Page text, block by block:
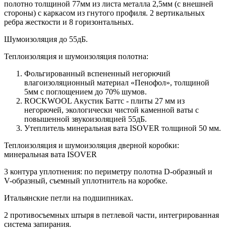
полотно толщиной 77мм из листа металла 2,5мм (с внешней
стороны) c каркасом из гнутого профиля. 2 вертикальных
ребра жесткости и 8 горизонтальных.
Шумоизоляция до 55дБ.
Теплоизоляция и шумоизоляция полотна:
Фольгированный вспененный негорючий
влагоизоляционный материал «Пенофол», толщиной
5мм с поглощением до 70% шумов.
ROCKWOOL Акустик Баттс - плиты 27 мм из
негорючей, экологически чистой каменной ваты с
повышенной звукоизоляцией 55дБ.
Утеплитель минеральная вата ISOVER толщиной 50 мм.
Теплоизоляция и шумоизоляция дверной коробки:
минеральная вата ISOVER
3 контура уплотнения: по периметру полотна D-образный и
V-образный, съемный уплотнитель на коробке.
Итальянские петли на подшипниках.
2 противосъемных штыря в петлевой части, интегрированная
система запирания.